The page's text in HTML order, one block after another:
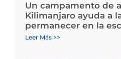
Un campamento de
Kilimanjaro ayuda a
permanecer en la
Leer Más >>